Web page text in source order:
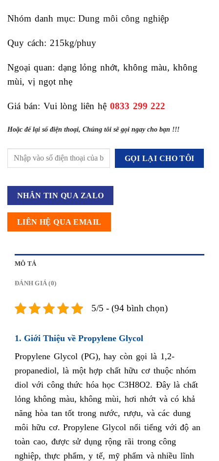
Nhóm danh mục:Dung môi công nghiệp
Quy cách: 215kg/phuy
Ngoại quan: dạng lỏng nhớt, không màu, không
mùi, vị ngọt nhẹ
Giá bán: Vui lòng liên hệ 0833 299 222
Hoặc để lại số điện thoại, Chúng tôi sẽ gọi ngay cho bạn !!!
NHẮN TIN QUA ZALO
LIÊN HỆ QUA EMAIL
MÔ TẢ
ĐÁNH GIÁ (0)
5/5 - (94 bình chọn)
1. Giới Thiệu về Propylene Glycol
Propylene Glycol (PG), hay còn gọi là 1,2-
propanediol, là một hợp chất hữu cơ thuộc nhóm
diol với công thức hóa học C3H8O2. Đây là chất
lỏng không màu, không mùi, hơi nhớt và có khả
năng hòa tan tốt trong nước, rượu, và các dung
môi hữu cơ. Propylene Glycol nổi tiếng với độ an
toàn cao, được sử dụng rộng rãi trong công
nghiệp, thực phẩm, y tế, mỹ phẩm và nhiều lĩnh